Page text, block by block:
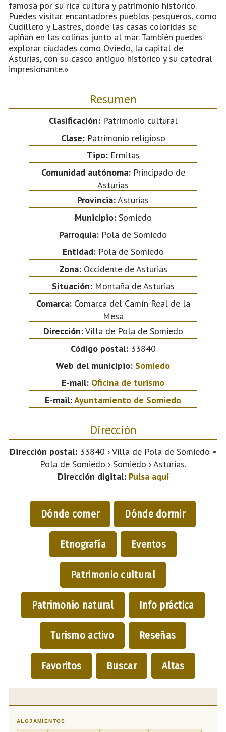
famosa por su rica cultura y patrimonio histórico.
Puedes visitar encantadores pueblos pesqueros, como
Cudillero y Lastres, donde las casas coloridas se
apiñan en las colinas junto al mar. También puedes
explorar ciudades como Oviedo, la capital de
Asturias, con su casco antiguo histórico y su catedral
impresionante.»
Resumen
Clasificación:Patrimonio cultural
Clase:Patrimonio religioso
Tipo:Ermitas
Comunidad autónoma:Principado de
Asturias
Provincia:Asturias
Municipio:Somiedo
Parroquia: Pola de Somiedo
Entidad:Pola de Somiedo
Zona:Occidente de Asturias
Situación:Montaña de Asturias
Comarca:Comarca del Camín Real de la
Mesa
Dirección:Villa de Pola de Somiedo
Código postal:33840
Web del municipio: Somiedo
E-mail: Oficina de turismo
E-mail:Ayuntamiento de Somiedo
Dirección
Dirección postal:33840 › Villa de Pola de Somiedo •
Pola de Somiedo › Somiedo › Asturias.
Dirección digital: Pulsa aquí
Dónde comer Dónde dormir
Etnografía Eventos
Patrimonio cultural
Patrimonio natural Info práctica
Turismo activo Reseñas
Favoritos Buscar Altas